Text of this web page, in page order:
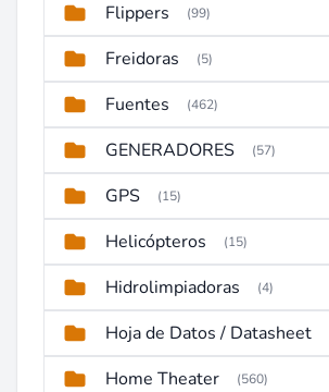
Flippers (99)
Freidoras (5)
Fuentes (462)
GENERADORES (57)
GPS (15)
Helicópteros (15)
Hidrolimpiadoras (4)
Hoja de Datos / Datasheet
Home Theater (560)